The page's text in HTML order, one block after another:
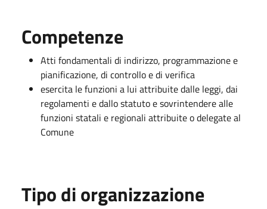
Competenze
Atti fondamentali di indirizzo, programmazione e
pianificazione, di controllo e di verifica
esercita le funzioni a lui attribuite dalle leggi, dai
regolamenti e dallo statuto e sovrintendere alle
funzioni statali e regionali attribuite o delegate al
Comune
Tipo di organizzazione